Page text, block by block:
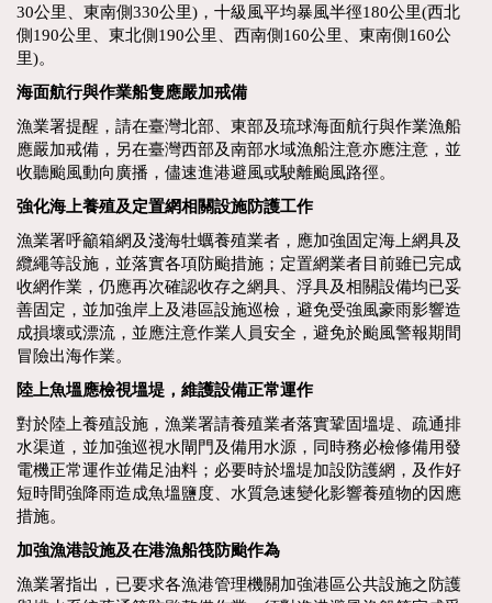
30公里、東南側330公里)，十級風平均暴風半徑180公里(西北
側190公里、東北側190公里、西南側160公里、東南側160公
里)。
海面航行與作業船隻應嚴加戒備
漁業署提醒，請在臺灣北部、東部及琉球海面航行與作業漁船
應嚴加戒備，另在臺灣西部及南部水域漁船注意亦應注意，並
收聽颱風動向廣播，儘速進港避風或駛離颱風路徑。
強化海上養殖及定置網相關設施防護工作
漁業署呼籲箱網及淺海牡蠣養殖業者，應加強固定海上網具及
纜繩等設施，並落實各項防颱措施；定置網業者目前雖已完成
收網作業，仍應再次確認收存之網具、浮具及相關設備均已妥
善固定，並加強岸上及港區設施巡檢，避免受強風豪雨影響造
成損壞或漂流，並應注意作業人員安全，避免於颱風警報期間
冒險出海作業。
陸上魚塭應檢視塭堤，維護設備正常運作
對於陸上養殖設施，漁業署請養殖業者落實鞏固塭堤、疏通排
水渠道，並加強巡視水閘門及備用水源，同時務必檢修備用發
電機正常運作並備足油料；必要時於塭堤加設防護網，及作好
短時間強降雨造成魚塭鹽度、水質急速變化影響養殖物的因應
措施。
加強漁港設施及在港漁船筏防颱作為
漁業署指出，已要求各漁港管理機關加強港區公共設施之防護